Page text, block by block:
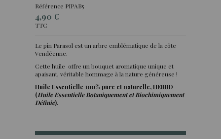
Référence PIPAB5
4,90 €
TTC
Le pin Parasol est un arbre emblématique de la côte
Vendéenne.
Cette huile offre un bouquet aromatique unique et
apaisant, véritable hommage à la nature généreuse !
Huile Essentielle 100% pure et naturelle, HEBBD
(Huile Essentielle Botaniquement et Biochimiquement
Définie).